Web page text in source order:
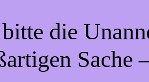
die
Sache